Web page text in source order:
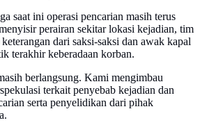
saat ini operasi pencarian masih terus
perairan sekitar lokasi kejadian, tim
dari saksi-saksi dan awak kapal
terakhir keberadaan korban.
berlangsung. Kami mengimbau
terkait penyebab kejadian dan
serta penyelidikan dari pihak